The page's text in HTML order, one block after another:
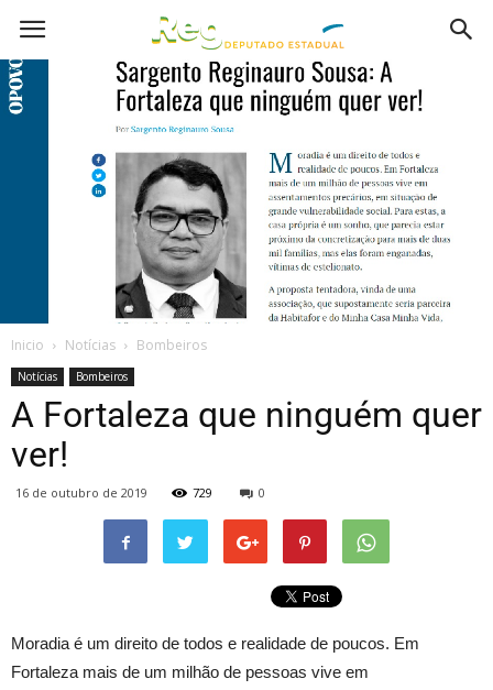
Inicio Notícias Bombeiros
Notícias Bombeiros
A Fortaleza que ninguém quer
ver!
16 de outubro de 2019 729 0
Moradia é um direito de todos e realidade de poucos. Em
Fortaleza mais de um milhão de pessoas vive em